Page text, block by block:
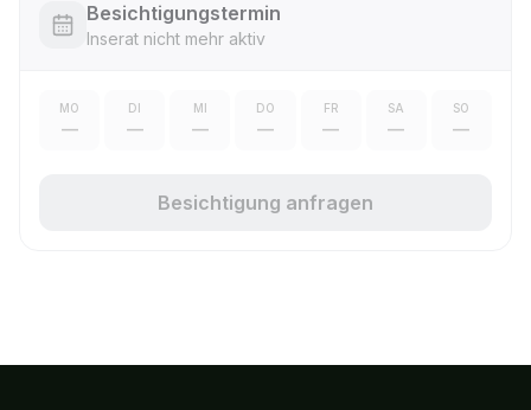
Besichtigungstermin
Inserat nicht mehr aktiv
MO
—
DI
—
MI
—
DO
—
FR
—
SA
—
SO
—
Besichtigung anfragen